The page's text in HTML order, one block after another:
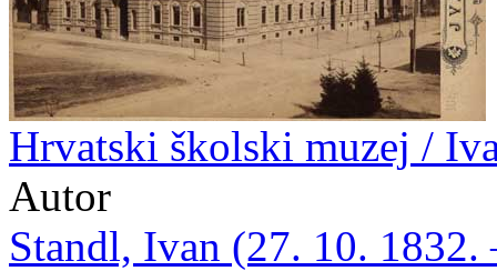
Hrvatski školski muzej /
Autor
Standl, Ivan (27. 10. 1832.